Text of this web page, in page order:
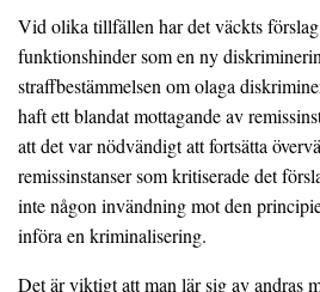
Vid olika tillfällen har det väckts
funktionshinder som en ny
straffbestämmelsen om olaga
haft ett blandat mottagande av
att det var nödvändigt att fortsätta
remissinstanser som kritiserade det
inte någon invändning mot den
införa en kriminalisering.
Det är viktigt att man lär sig av andras